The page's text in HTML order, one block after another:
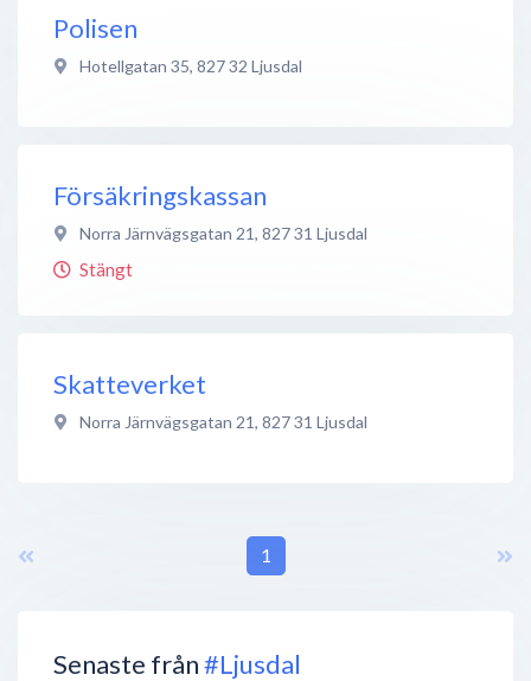
Senaste från#Ljusdal
Polisen
Hotellgatan 35, 827 32 Ljusdal
Försäkringskassan
Norra Järnvägsgatan 21, 827 31 Ljusdal
Stängt
Skatteverket
Norra Järnvägsgatan 21, 827 31 Ljusdal
1